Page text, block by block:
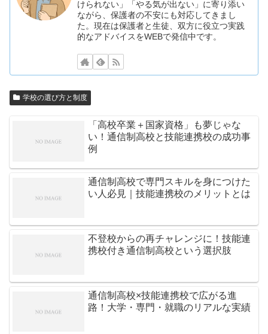
けられない」「やる気が出ない」に寄り添い
ながら、保護者の不安にも対応してきまし
た。現在は保護者と生徒、双方に役立つ実践
的なアドバイスをWEBで発信中です。
学校の選び方と制度
「高校卒業＋国家資格」も夢じゃな
い！通信制高校と技能連携校の成功事
例
通信制高校で専門スキルを身につけた
い人必見｜技能連携校のメリットとは
不登校からの再チャレンジに！技能連
携校付き通信制高校という選択肢
通信制高校×技能連携校で広がる進
路！大学・専門・就職のリアルな実績